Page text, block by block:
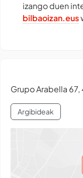
izango duen
bilbaoizan.eus
Grupo Arabella
Argibideak